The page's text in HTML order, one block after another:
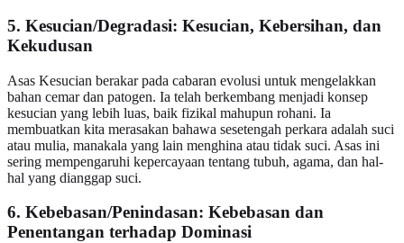
5. Kesucian/Degradasi: Kesucian, Kebersihan, dan
Kekudusan
Asas Kesucian berakar pada cabaran evolusi untuk mengelakkan
bahan cemar dan patogen. Ia telah berkembang menjadi konsep
kesucian yang lebih luas, baik fizikal mahupun rohani. Ia
membuatkan kita merasakan bahawa sesetengah perkara adalah suci
atau mulia, manakala yang lain menghina atau tidak suci. Asas ini
sering mempengaruhi kepercayaan tentang tubuh, agama, dan hal-
hal yang dianggap suci.
6. Kebebasan/Penindasan: Kebebasan dan
Penentangan terhadap Dominasi